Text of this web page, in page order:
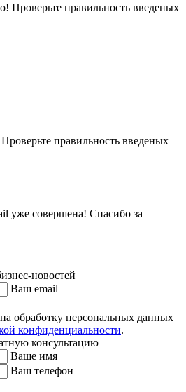
Проверьте правильность введеных
правильность введеных
уже совершена! Спасибо за
новостей
Ваш email
обработку персональных данных
конфиденциальности.
консультацию
Ваше имя
Ваш телефон